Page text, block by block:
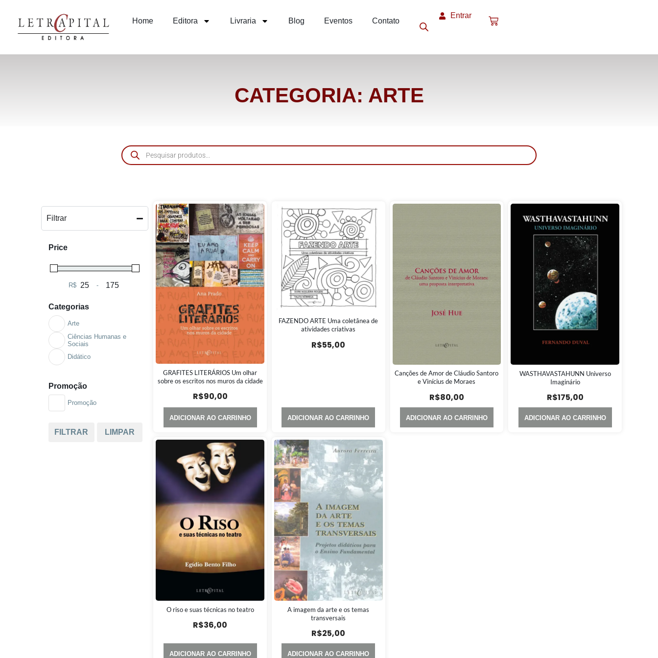
Home Editora Livraria Blog Eventos Contato
Entrar
CATEGORIA: ARTE
Filtrar
Price
R$ Minimum Price
-Maximum Price
Categorias
Arte
Ciências Humanas e
Sociais
Didático
Promoção
Promoção
FILTRAR LIMPAR
GRAFITES LITERÁRIOS Um olhar
sobre os escritos nos muros da cidade
R$90,00
ADICIONAR AO CARRINHO
FAZENDO ARTE Uma coletânea de
atividades criativas
R$55,00
ADICIONAR AO CARRINHO
Canções de Amor de Cláudio Santoro
e Vinícius de Moraes
R$80,00
ADICIONAR AO CARRINHO
WASTHAVASTAHUNN Universo
Imaginário
R$175,00
ADICIONAR AO CARRINHO
O riso e suas técnicas no teatro
R$36,00
ADICIONAR AO CARRINHO
A imagem da arte e os temas
transversais
R$25,00
ADICIONAR AO CARRINHO